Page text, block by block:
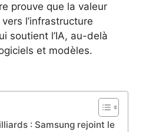
prouve que la valeur
l’infrastructure
soutient l’IA, au-delà
et modèles.
: Samsung rejoint le